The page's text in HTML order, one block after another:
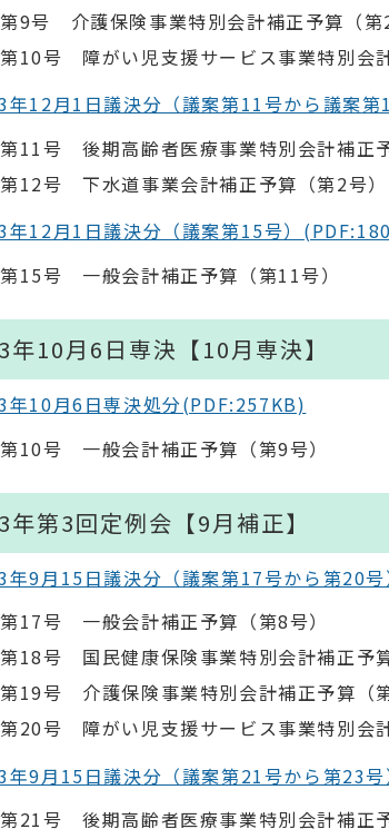
9号 介護保険事業特別会計補正予算（第2
10号 障がい児支援サービス事業特別会
年12月1日議決分（議案第11号から議案
11号 後期高齢者医療事業特別会計補正
12号 下水道事業会計補正予算（第2号）
年12月1日議決分（議案第15号）
15号 一般会計補正予算（第11号）
年10月6日専決【10月専決】
年10月6日専決処分(PDF:257KB)
10号 一般会計補正予算（第9号）
年第3回定例会【9月補正】
年9月15日議決分（議案第17号から第20
17号 一般会計補正予算（第8号）
18号 国民健康保険事業特別会計補正予算
19号 介護保険事業特別会計補正予算（第
20号 障がい児支援サービス事業特別会
年9月15日議決分（議案第21号から第23
21号 後期高齢者医療事業特別会計補正